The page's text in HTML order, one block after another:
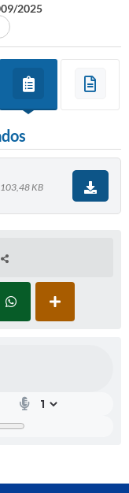
2025
103,48 KB